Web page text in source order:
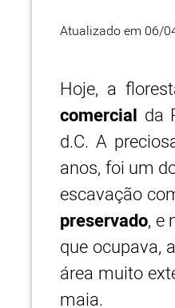
Atualizado em 06/
Hoje, a
comercial da
d.C. A
anos, foi um
escavação
preservado, e
que ocupava,
área muito
maia.